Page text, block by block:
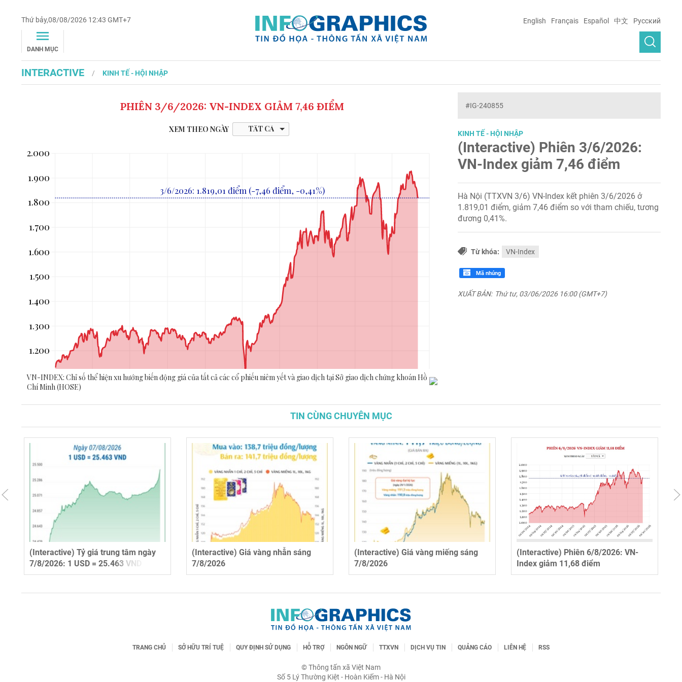
Thứ bảy,08/08/2026 12:43 GMT+7
DANH MỤC
English Français Español 中文 Русский
INTERACTIVE KINH TẾ - HỘI NHẬP
#IG-240855
KINH TẾ - HỘI NHẬP
(Interactive) Phiên 3/6/2026:
VN-Index giảm 7,46 điểm
Hà Nội (TTXVN 3/6) VN-Index kết phiên 3/6/2026 ở
1.819,01 điểm, giảm 7,46 điểm so với tham chiếu, tương
đương 0,41%.
Từ khóa: VN-Index
Mã nhúng
XUẤT BẢN: Thứ tư, 03/06/2026 16:00 (GMT+7)
TIN CÙNG CHUYÊN MỤC
(Interactive) Tỷ giá trung tâm ngày
7/8/2026: 1 USD = 25.463 VND
(Interactive) Giá vàng nhẫn sáng
7/8/2026
(Interactive) Giá vàng miếng sáng
7/8/2026
(Interactive) Phiên 6/8/2026: VN-
Index giảm 11,68 điểm
TRANG CHỦ SỞ HỮU TRÍ TUỆ QUY ĐỊNH SỬ DỤNG HỖ TRỢ NGÔN NGỮ TTXVN DỊCH VỤ TIN QUẢNG CÁO LIÊN HỆ RSS
© Thông tấn xã Việt Nam
Số 5 Lý Thường Kiệt - Hoàn Kiếm - Hà Nội